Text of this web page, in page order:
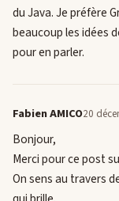
du Java. Je préfère
beaucoup les idées
pour en parler.
Fabien AMICO20
Bonjour,
Merci pour ce post
On sens au travers